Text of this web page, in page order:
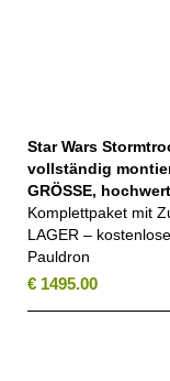
Star Wars
vollständig
GRÖSSE,
Komplettpaket mit
LAGER –
Pauldron
€ 1495.00